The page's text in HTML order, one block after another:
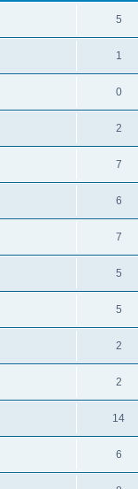
5
1
0
2
7
6
7
5
5
2
2
14
6